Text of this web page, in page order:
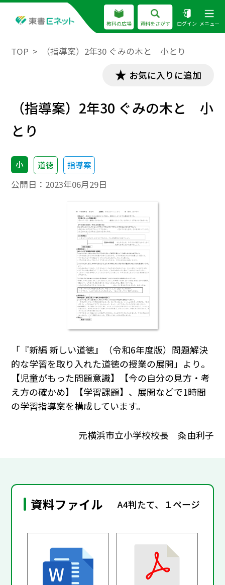
教科の広場 資料をさがす ログイン メニュー
TOP （指導案）2年30 ぐみの木と 小とり
お気に入りに追加
（指導案）2年30 ぐみの木と 小
とり
小 道徳 指導案
公開日： 2023年06月29日
「『新編 新しい道徳』（令和6年度版）問題解決
的な学習を取り入れた道徳の授業の展開」より。
【児童がもった問題意識】【今の自分の見方・考
え方の確かめ】【学習課題】、展開などで1時間
の学習指導案を構成しています。
元横浜市立小学校校長 粂由利子
資料ファイル A4判たて、１ページ